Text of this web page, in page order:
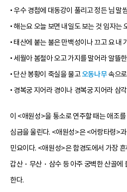
• 우수 경첩에 대동강이 풀리고 정든 님 말
• 해는요 오늘 보면 내일도 보는 것 임자는
• 태산에 붙는 불은 만백성이나 끄고 요 내
• 세월아 봄철아 오고 가지를 말어라 알뜰
• 단산 봉황이 죽실을 물고오동나무속으
• 경복궁 지어라 경이나 경복궁 지어라 삼
이 <애원성>을 퉁소로 연주할 때는 애조
심금을 울린다. <애원성>은 <어랑타령>
민요이다. <애원성>은 함경도에서 가장
갑산・무산・삼수 등 아주 궁벽한 산골에
한다.